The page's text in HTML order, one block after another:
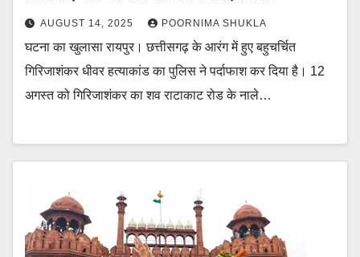
AUGUST 14, 2025 POORNIMA SHUKLA
घटना का खुलासा रायपुर। छत्तीसगढ़ के आरंग में हुए बहुचर्चित
गिरिजाशंकर धीवर हत्याकांड का पुलिस ने पर्दाफाश कर दिया है। 12
अगस्त को गिरिजाशंकर का शव राटाकाट रोड के नाले…